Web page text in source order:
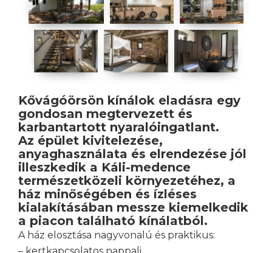
Kővágóörsön kínálok eladásra egy
gondosan megtervezett és
karbantartott nyaralóingatlant.
Az épület kivitelezése,
anyaghasználata és elrendezése jól
illeszkedik a Káli-medence
természetközeli környezetéhez, a
ház minőségében és ízléses
kialakításában messze kiemelkedik
a piacon található kínálatból.
A ház elosztása nagyvonalú és praktikus: